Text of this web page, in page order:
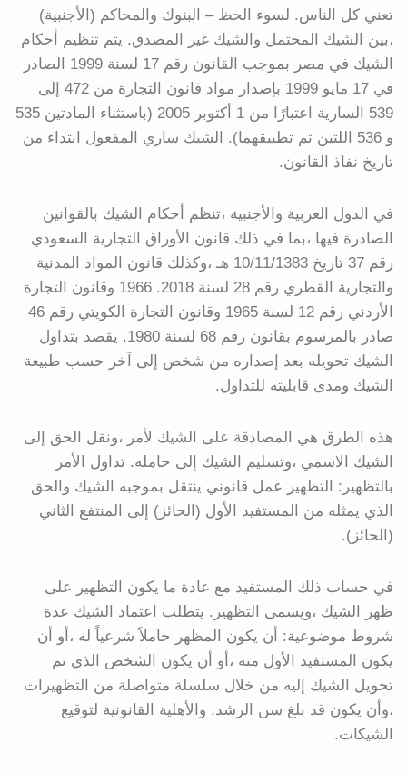
تعني كل الناس. لسوء الحظ – البنوك والمحاكم (الأجنبية)
،بين الشيك المحتمل والشيك غير المصدق. يتم تنظيم أحكام
الشيك في مصر بموجب القانون رقم 17 لسنة 1999 الصادر
في 17 مايو 1999 بإصدار مواد قانون التجارة من 472 إلى
539 السارية اعتبارًا من 1 أكتوبر 2005 (باستثناء المادتين 535
و 536 اللتين تم تطبيقهما). الشيك ساري المفعول ابتداء من
تاريخ نفاذ القانون.
في الدول العربية والأجنبية ،تنظم أحكام الشيك بالقوانين
الصادرة فيها ،بما في ذلك قانون الأوراق التجارية السعودي
رقم 37 تاريخ 10/11/1383 هـ ،وكذلك قانون المواد المدنية
والتجارية القطري رقم 28 لسنة 2018. 1966 وقانون التجارة
الأردني رقم 12 لسنة 1965 وقانون التجارة الكويتي رقم 46
صادر بالمرسوم بقانون رقم 68 لسنة 1980. يقصد بتداول
الشيك تحويله بعد إصداره من شخص إلى آخر حسب طبيعة
الشيك ومدى قابليته للتداول.
هذه الطرق هي المصادقة على الشيك لأمر ،ونقل الحق إلى
الشيك الاسمي ،وتسليم الشيك إلى حامله. تداول الأمر
بالتظهير: التظهير عمل قانوني ينتقل بموجبه الشيك والحق
الذي يمثله من المستفيد الأول (الحائز) إلى المنتفع الثاني
(الحائز).
في حساب ذلك المستفيد مع عادة ما يكون التظهير على
ظهر الشيك ،ويسمى التظهير. يتطلب اعتماد الشيك عدة
شروط موضوعية: أن يكون المظهر حاملاً شرعياً له ،أو أن
يكون المستفيد الأول منه ،أو أن يكون الشخص الذي تم
تحويل الشيك إليه من خلال سلسلة متواصلة من التظهيرات
،وأن يكون قد بلغ سن الرشد. والأهلية القانونية لتوقيع
الشيكات.